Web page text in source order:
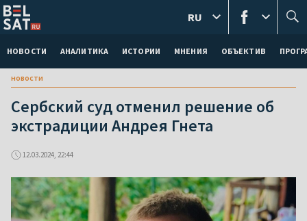
НОВОСТИ АНАЛИТИКА ИСТОРИИ МНЕНИЯ ОБЪЕКТИВ
RU
новости
Сербский суд отменил решение об
экстрадиции Андрея Гнета
12.03.2024, 22:44